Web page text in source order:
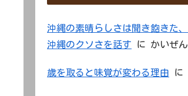
沖縄の素晴らしさは聞き飽きた
沖縄のクソさを話す に かいぜん
歳を取ると味覚が変わる理由 に